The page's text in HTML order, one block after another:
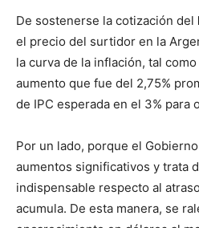
De sostenerse la cotización del
el precio del surtidor en la
la curva de la inflación, tal
aumento que fue del 2,75%
de IPC esperada en el 3% para
Por un lado, porque el
aumentos significativos y trata
indispensable respecto al
acumula. De esta manera, se